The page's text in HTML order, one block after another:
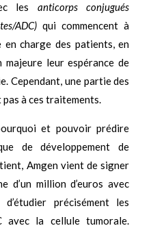
les anticorps conjugués
ADC) qui commencent à
en charge des patients, en
leur espérance de
Cependant, une partie des
à ces traitements.
et pouvoir prédire
de développement de
Amgen vient de signer
d’un million d’euros avec
précisément les
avec la cellule tumorale.